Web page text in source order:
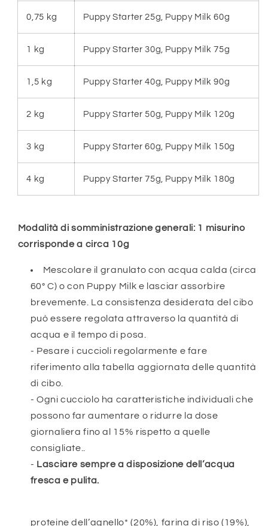
0,75 kg Puppy Starter 25g, Puppy Milk 60g
1 kg Puppy Starter 30g, Puppy Milk 75g
1,5 kg Puppy Starter 40g, Puppy Milk 90g
2 kg Puppy Starter 50g, Puppy Milk 120g
3 kg Puppy Starter 60g, Puppy Milk 150g
4 kg Puppy Starter 75g, Puppy Milk 180g
Modalità di somministrazione generali: 1 misurino
corrisponde a circa 10g
Mescolare il granulato con acqua calda (circa
60° C) o con Puppy Milk e lasciar assorbire
brevemente. La consistenza desiderata del cibo
può essere regolata attraverso la quantità di
acqua e il tempo di posa.
- Pesare i cuccioli regolarmente e fare
riferimento alla tabella aggiornata delle quantità
di cibo.
- Ogni cucciolo ha caratteristiche individuali che
possono far aumentare o ridurre la dose
giornaliera fino al 15% rispetto a quelle
consigliate..
- Lasciare sempre a disposizione dell’acqua
fresca e pulita.
proteine dell’agnello* (20%), farina di riso (19%),